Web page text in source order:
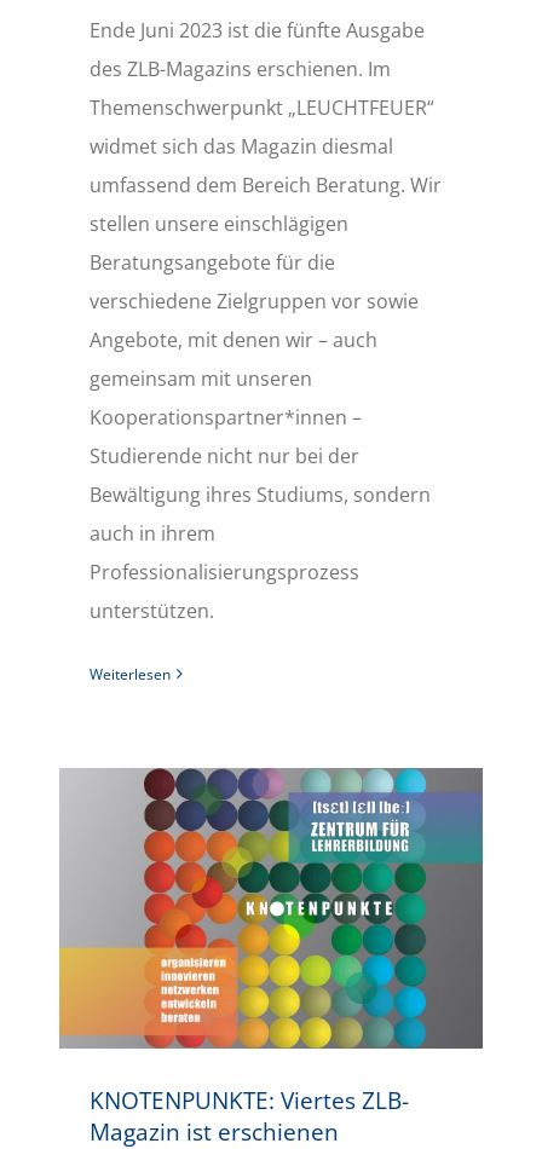
Ende Juni 2023 ist die fünfte Ausgabe
des ZLB-Magazins erschienen. Im
Themenschwerpunkt „LEUCHTFEUER“
widmet sich das Magazin diesmal
umfassend dem Bereich Beratung. Wir
stellen unsere einschlägigen
Beratungsangebote für die
verschiedene Zielgruppen vor sowie
Angebote, mit denen wir – auch
gemeinsam mit unseren
Kooperationspartner*innen –
Studierende nicht nur bei der
Bewältigung ihres Studiums, sondern
auch in ihrem
Professionalisierungsprozess
unterstützen.
Weiterlesen
KNOTENPUNKTE: Viertes ZLB-
Magazin ist erschienen